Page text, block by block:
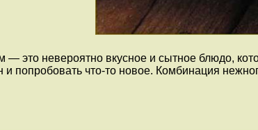
это невероятно вкусное и сытное блюдо,
и попробовать что-то новое. Комбинация